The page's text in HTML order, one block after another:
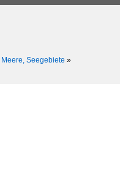
Meere, Seegebiete »